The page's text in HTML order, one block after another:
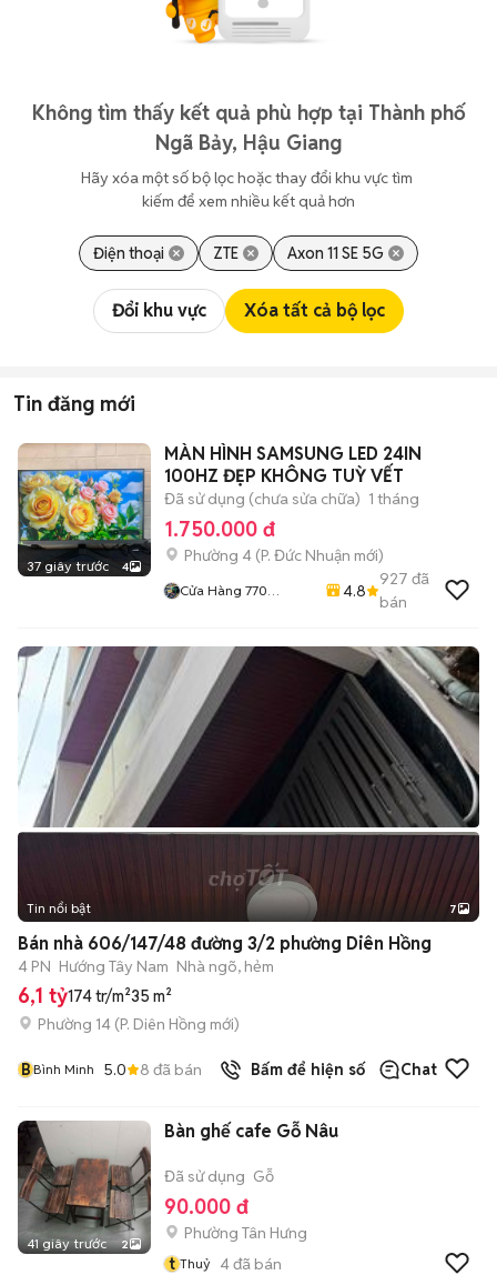
Không tìm thấy kết quả phù hợp tại Thành phố
Ngã Bảy, Hậu Giang
Hãy xóa một số bộ lọc hoặc thay đổi khu vực tìm
kiếm để xem nhiều kết quả hơn
Điện thoại ZTE Axon 11 SE 5G
Đổi khu vực Xóa tất cả bộ lọc
Tin đăng mới
37 giây trước 4
MÀN HÌNH SAMSUNG LED 24IN
100HZ ĐẸP KHÔNG TUỲ VẾT
Đã sử dụng (chưa sửa chữa) 1 tháng
1.750.000 đ
Phường 4 (P. Đức Nhuận mới)
Cửa Hàng 770
4.8
927 đã
bán
+2
Tin nổi bật 7
Bán nhà 606/147/48 đường 3/2 phường Diên Hồng
4 PN Hướng Tây Nam Nhà ngõ, hẻm
6,1 tỷ174 tr/m²35 m²
Phường 14 (P. Diên Hồng mới)
BBình Minh 5.0 8 đã bán Bấm để hiện số Chat
41 giây trước 2
Bàn ghế cafe Gỗ Nâu
Đã sử dụng Gỗ
90.000 đ
Phường Tân Hưng
t Thuỷ 4đã bán